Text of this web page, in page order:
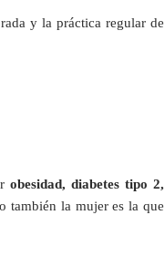
y la práctica regular de
obesidad, diabetes tipo 2,
también la mujer es la que